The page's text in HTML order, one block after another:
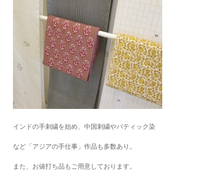
インドの手刺繍を始め、中国刺繍やバティック染
など「アジアの手仕事」作品も多数あり。
また、お値打ち品もご用意しております。